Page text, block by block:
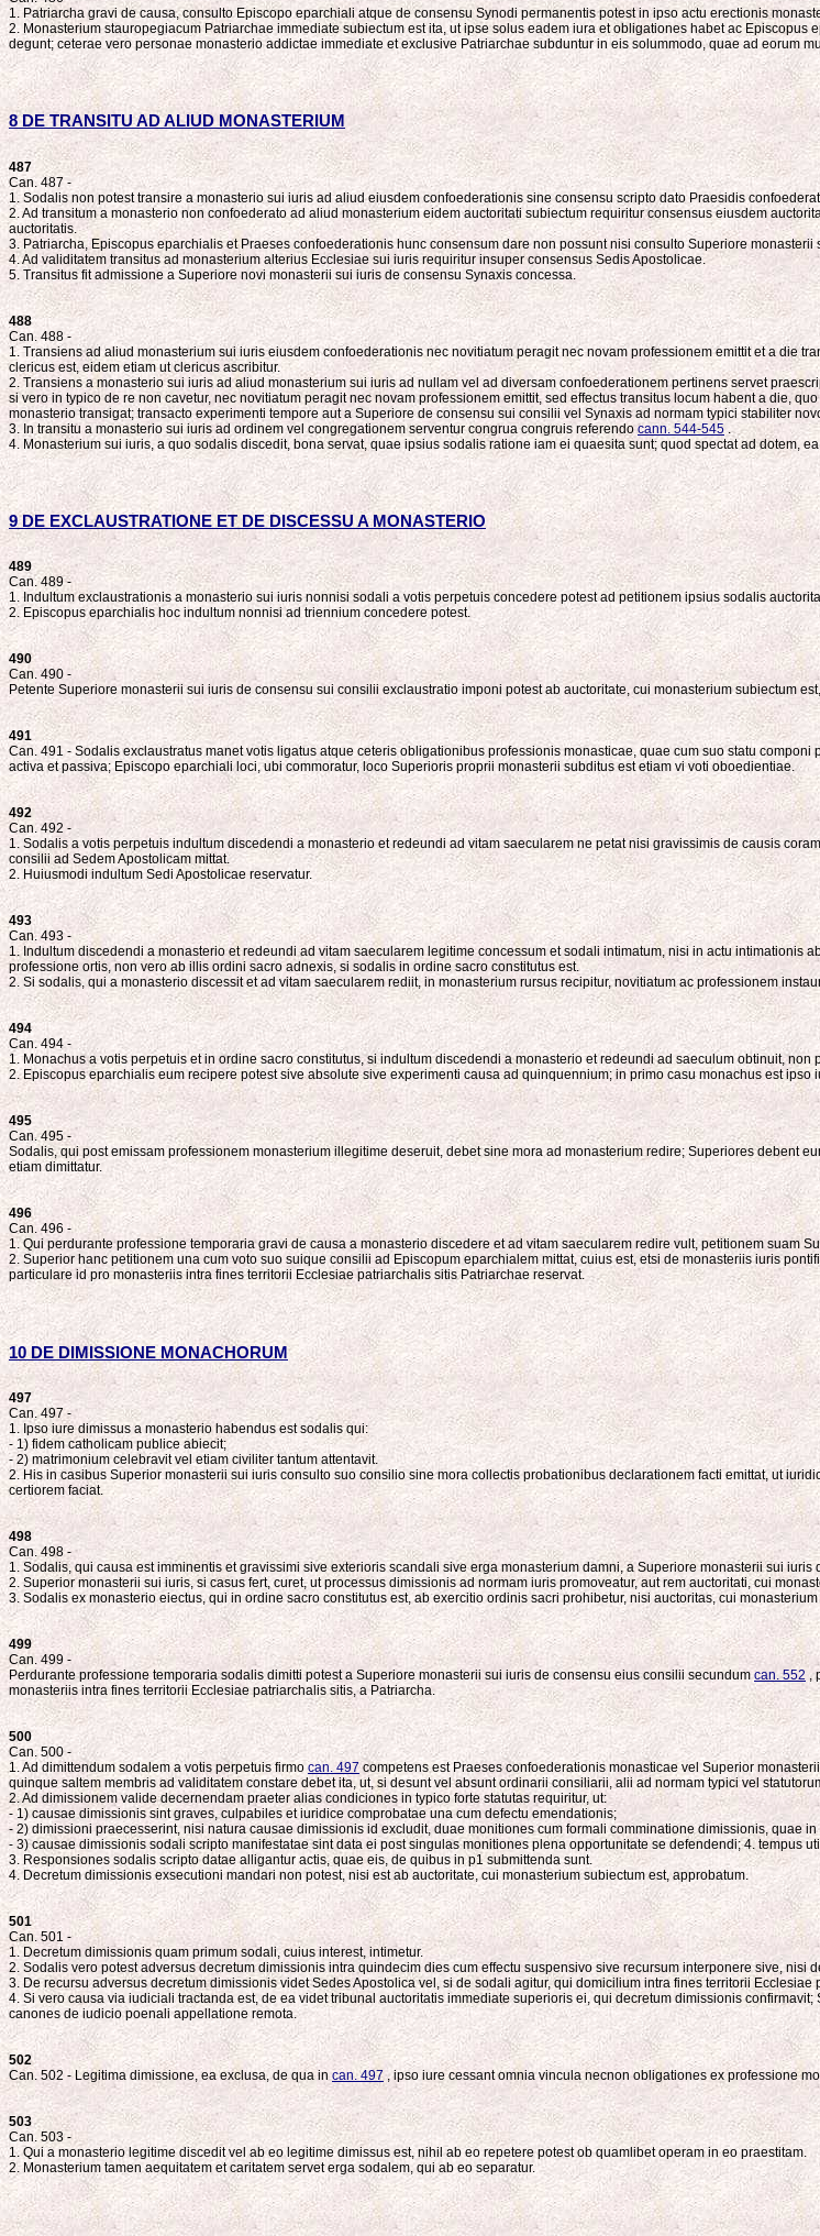
1. Patriarcha gravi de causa, consulto Episcopo eparchiali atque de consensu Synodi permanentis potest in ipso actu erectionis
2. Monasterium stauropegiacum Patriarchae immediate subiectum est ita, ut ipse solus eadem iura et obligationes habet ac
degunt; ceterae vero personae monasterio addictae immediate et exclusive Patriarchae subduntur in eis solummodo, quae ad eorum
8 DE TRANSITU AD ALIUD MONASTERIUM
487
Can. 487 -
1. Sodalis non potest transire a monasterio sui iuris ad aliud eiusdem confoederationis sine consensu scripto dato Praesidis
2. Ad transitum a monasterio non confoederato ad aliud monasterium eidem auctoritati subiectum requiritur consensus eiusdem
auctoritatis.
3. Patriarcha, Episcopus eparchialis et Praeses confoederationis hunc consensum dare non possunt nisi consulto Superiore monasterii
4. Ad validitatem transitus ad monasterium alterius Ecclesiae sui iuris requiritur insuper consensus Sedis Apostolicae.
5. Transitus fit admissione a Superiore novi monasterii sui iuris de consensu Synaxis concessa.
488
Can. 488 -
1. Transiens ad aliud monasterium sui iuris eiusdem confoederationis nec novitiatum peragit nec novam professionem emittit et a die
clericus est, eidem etiam ut clericus ascribitur.
2. Transiens a monasterio sui iuris ad aliud monasterium sui iuris ad nullam vel ad diversam confoederationem pertinens servet
si vero in typico de re non cavetur, nec novitiatum peragit nec novam professionem emittit, sed effectus transitus locum habent a die,
monasterio transigat; transacto experimenti tempore aut a Superiore de consensu sui consilii vel Synaxis ad normam typici stabiliter
3. In transitu a monasterio sui iuris ad ordinem vel congregationem serventur congrua congruis referendo cann. 544-545 .
4. Monasterium sui iuris, a quo sodalis discedit, bona servat, quae ipsius sodalis ratione iam ei quaesita sunt; quod spectat ad dotem,
9 DE EXCLAUSTRATIONE ET DE DISCESSU A MONASTERIO
489
Can. 489 -
1. Indultum exclaustrationis a monasterio sui iuris nonnisi sodali a votis perpetuis concedere potest ad petitionem ipsius sodalis
2. Episcopus eparchialis hoc indultum nonnisi ad triennium concedere potest.
490
Can. 490 -
Petente Superiore monasterii sui iuris de consensu sui consilii exclaustratio imponi potest ab auctoritate, cui monasterium subiectum
491
Can. 491 - Sodalis exclaustratus manet votis ligatus atque ceteris obligationibus professionis monasticae, quae cum suo statu
activa et passiva; Episcopo eparchiali loci, ubi commoratur, loco Superioris proprii monasterii subditus est etiam vi voti oboedientiae.
492
Can. 492 -
1. Sodalis a votis perpetuis indultum discedendi a monasterio et redeundi ad vitam saecularem ne petat nisi gravissimis de causis
consilii ad Sedem Apostolicam mittat.
2. Huiusmodi indultum Sedi Apostolicae reservatur.
493
Can. 493 -
1. Indultum discedendi a monasterio et redeundi ad vitam saecularem legitime concessum et sodali intimatum, nisi in actu
professione ortis, non vero ab illis ordini sacro adnexis, si sodalis in ordine sacro constitutus est.
2. Si sodalis, qui a monasterio discessit et ad vitam saecularem rediit, in monasterium rursus recipitur, novitiatum ac professionem
494
Can. 494 -
1. Monachus a votis perpetuis et in ordine sacro constitutus, si indultum discedendi a monasterio et redeundi ad saeculum obtinuit,
2. Episcopus eparchialis eum recipere potest sive absolute sive experimenti causa ad quinquennium; in primo casu monachus est
495
Can. 495 -
Sodalis, qui post emissam professionem monasterium illegitime deseruit, debet sine mora ad monasterium redire; Superiores debent
etiam dimittatur.
496
Can. 496 -
1. Qui perdurante professione temporaria gravi de causa a monasterio discedere et ad vitam saecularem redire vult, petitionem suam
2. Superior hanc petitionem una cum voto suo suique consilii ad Episcopum eparchialem mittat, cuius est, etsi de monasteriis iuris
particulare id pro monasteriis intra fines territorii Ecclesiae patriarchalis sitis Patriarchae reservat.
10 DE DIMISSIONE MONACHORUM
497
Can. 497 -
1. Ipso iure dimissus a monasterio habendus est sodalis qui:
- 1) fidem catholicam publice abiecit;
- 2) matrimonium celebravit vel etiam civiliter tantum attentavit.
2. His in casibus Superior monasterii sui iuris consulto suo consilio sine mora collectis probationibus declarationem facti emittat, ut
certiorem faciat.
498
Can. 498 -
1. Sodalis, qui causa est imminentis et gravissimi sive exterioris scandali sive erga monasterium damni, a Superiore monasterii sui
2. Superior monasterii sui iuris, si casus fert, curet, ut processus dimissionis ad normam iuris promoveatur, aut rem auctoritati, cui
3. Sodalis ex monasterio eiectus, qui in ordine sacro constitutus est, ab exercitio ordinis sacri prohibetur, nisi auctoritas, cui
499
Can. 499 -
Perdurante professione temporaria sodalis dimitti potest a Superiore monasterii sui iuris de consensu eius consilii secundum can. 552 ,
monasteriis intra fines territorii Ecclesiae patriarchalis sitis, a Patriarcha.
500
Can. 500 -
1. Ad dimittendum sodalem a votis perpetuis firmo can. 497competens est Praeses confoederationis monasticae vel Superior
quinque saltem membris ad validitatem constare debet ita, ut, si desunt vel absunt ordinarii consiliarii, alii ad normam typici vel
2. Ad dimissionem valide decernendam praeter alias condiciones in typico forte statutas requiritur, ut:
- 1) causae dimissionis sint graves, culpabiles et iuridice comprobatae una cum defectu emendationis;
- 2) dimissioni praecesserint, nisi natura causae dimissionis id excludit, duae monitiones cum formali comminatione dimissionis, quae in
- 3) causae dimissionis sodali scripto manifestatae sint data ei post singulas monitiones plena opportunitate se defendendi; 4. tempus
3. Responsiones sodalis scripto datae alligantur actis, quae eis, de quibus in p1 submittenda sunt.
4. Decretum dimissionis exsecutioni mandari non potest, nisi est ab auctoritate, cui monasterium subiectum est, approbatum.
501
Can. 501 -
1. Decretum dimissionis quam primum sodali, cuius interest, intimetur.
2. Sodalis vero potest adversus decretum dimissionis intra quindecim dies cum effectu suspensivo sive recursum interponere sive,
3. De recursu adversus decretum dimissionis videt Sedes Apostolica vel, si de sodali agitur, qui domicilium intra fines territorii Ecclesiae
4. Si vero causa via iudiciali tractanda est, de ea videt tribunal auctoritatis immediate superioris ei, qui decretum dimissionis
canones de iudicio poenali appellatione remota.
502
Can. 502 - Legitima dimissione, ea exclusa, de qua in can. 497, ipso iure cessant omnia vincula necnon obligationes ex professione
503
Can. 503 -
1. Qui a monasterio legitime discedit vel ab eo legitime dimissus est, nihil ab eo repetere potest ob quamlibet operam in eo praestitam.
2. Monasterium tamen aequitatem et caritatem servet erga sodalem, qui ab eo separatur.